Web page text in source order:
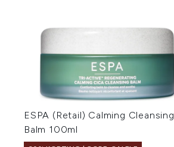
ESPA (Retail) Calming Cleansing
Balm 100ml